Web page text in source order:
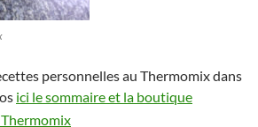
personnelles au Thermomix dans
ici le sommaire et la boutique